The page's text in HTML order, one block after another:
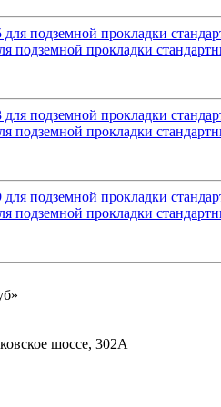
подземной прокладки
подземной прокладки
подземной прокладки
шоссе, 302А